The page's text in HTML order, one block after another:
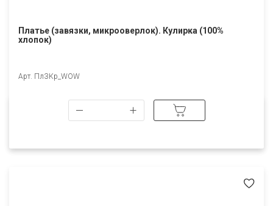
Платье (завязки, микрооверлок). Кулирка (100%
хлопок)
Арт. ПлЗКр_WOW